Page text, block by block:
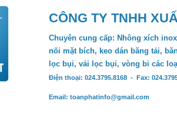
CÔNG TY TNHH
Chuyên cung cấp: Nhông xích
nối mặt bích, keo dán băng tải,
lọc bụi, vải lọc bụi, vòng bi các
Điện thoại: 024.3795.8168 - Fax:
Email: toanphatinfo@gmail.com